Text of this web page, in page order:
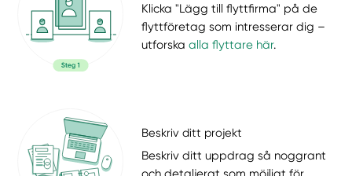
Klicka "Lägg till flyttfirma" på de
flyttföretag som intresserar dig –
utforskaalla flyttare här.
Beskriv ditt projekt
Beskriv ditt uppdrag så noggrant